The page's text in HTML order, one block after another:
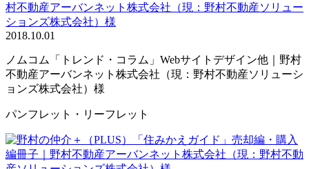
2018.10.01
ノムコム「トレンド・コラム」Webサイトデザイン他｜野村
不動産アーバンネット株式会社（現：野村不動産ソリューシ
ョンズ株式会社）様
パンフレット・リーフレット